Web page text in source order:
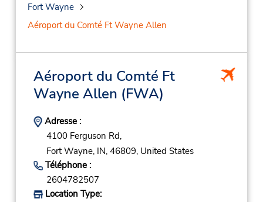
Fort Wayne
Aéroport du Comté Ft Wayne Allen
Aéroport du Comté Ft
Wayne Allen (FWA)
Adresse :
4100 Ferguson Rd,
Fort Wayne, IN, 46809, United States
Téléphone :
2604782507
Location Type: